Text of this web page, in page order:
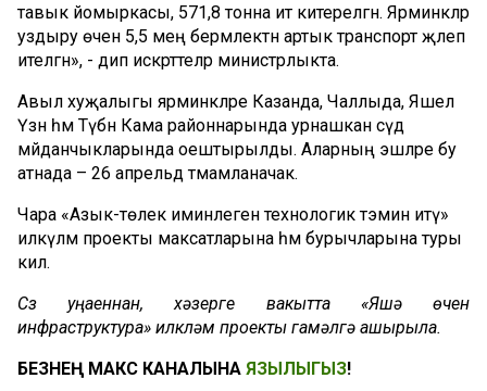
тавык йомыркасы, 571,8 тонна ит китерелгән. Ярминкәләр
уздыру өчен 5,5 мең берәмлектән артык транспорт җәлеп
ителгән», - дип искәрттеләр министрлыкта.
Авыл хуҗалыгы ярминкәләре Казанда, Чаллыда, Яшел
Үзән һәм Түбән Кама районнарында урнашкан сәүдә
мәйданчыкларында оештырылды. Аларның эшләре бу
атнада – 26 апрельдә тәмамланачак.
Чара «Азык-төлек иминлеген технологик тәэмин итү»
илкүләм проекты максатларына һәм бурычларына туры
килә.
Сүз уңаеннан, хәзерге вакытта «Яшәү өчен
инфраструктура» илкүләм проекты гамәлгә ашырыла.
БЕЗНЕҢ МАКС КАНАЛЫНА ЯЗЫЛЫГЫЗ!